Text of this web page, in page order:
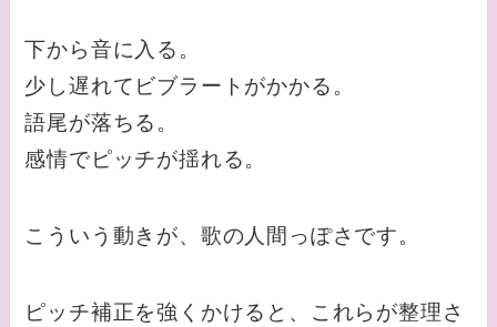
下から音に入る。
少し遅れてビブラートがかかる。
語尾が落ちる。
感情でピッチが揺れる。
こういう動きが、歌の人間っぽさです。
ピッチ補正を強くかけると、これらが整理さ